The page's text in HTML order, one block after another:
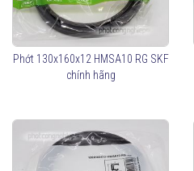
Phớt 130x160x12 HMSA10 RG SKF
chính hãng